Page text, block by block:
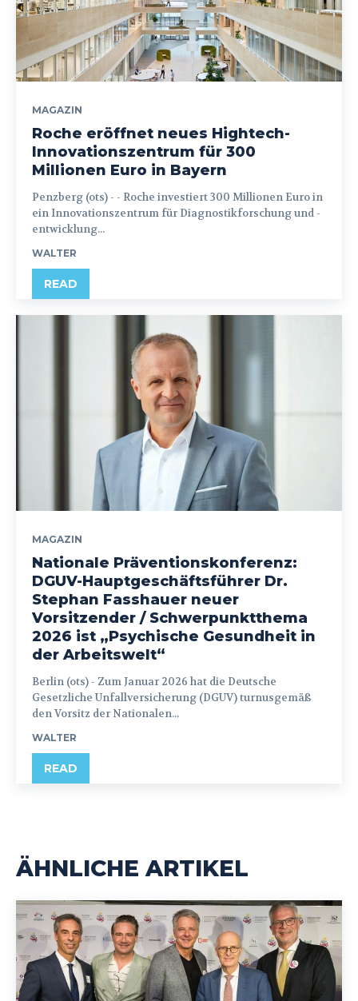
MAGAZIN
Roche eröffnet neues Hightech-
Innovationszentrum für 300
Millionen Euro in Bayern
Penzberg (ots) - - Roche investiert 300 Millionen Euro in
ein Innovationszentrum für Diagnostikforschung und -
entwicklung...
WALTER
READ
MAGAZIN
Nationale Präventionskonferenz:
DGUV-Hauptgeschäftsführer Dr.
Stephan Fasshauer neuer
Vorsitzender / Schwerpunktthema
2026 ist „Psychische Gesundheit in
der Arbeitswelt“
Berlin (ots) - Zum Januar 2026 hat die Deutsche
Gesetzliche Unfallversicherung (DGUV) turnusgemäß
den Vorsitz der Nationalen...
WALTER
READ
ÄHNLICHE ARTIKEL